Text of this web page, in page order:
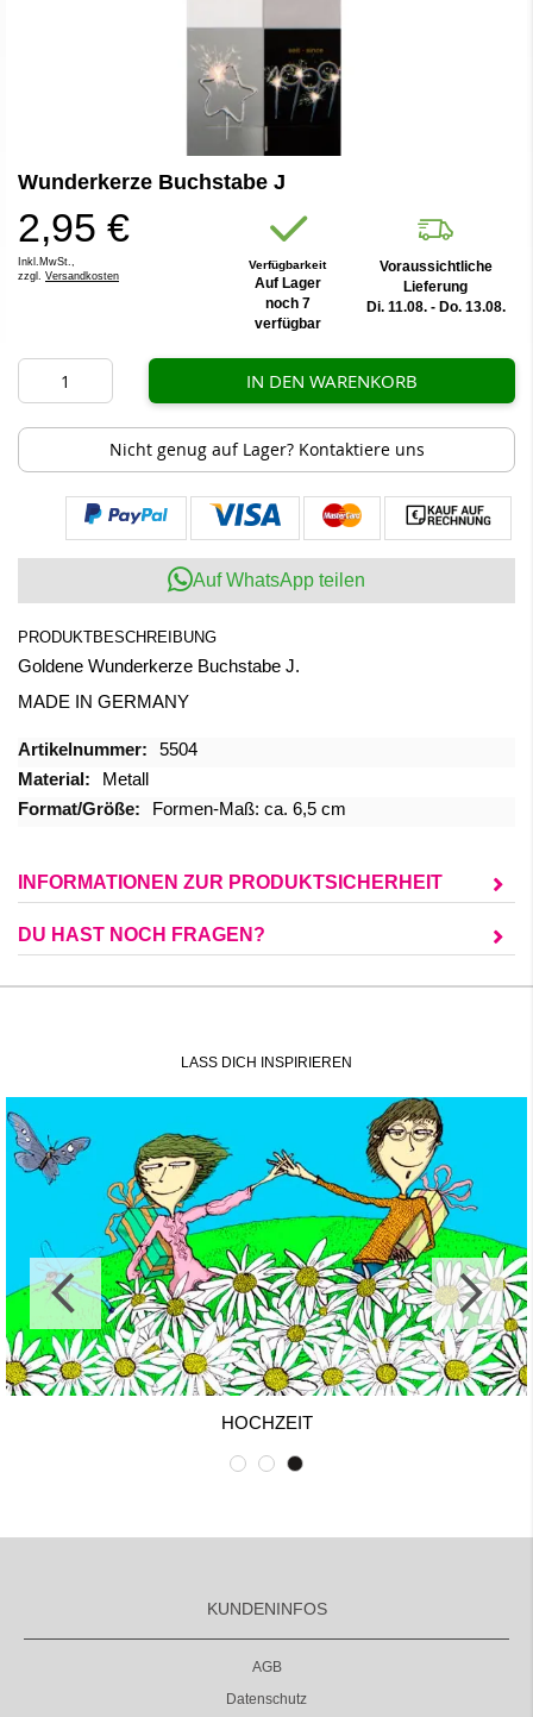
Anfang
Bildergalerie
springen
Wunderkerze Buchstabe J
2,95 €
Inkl.MwSt.,
zzgl. Versandkosten
Verfügbarkeit
Auf Lager
noch 7
verfügbar
Voraussichtliche
Lieferung
Di. 11.08. - Do. 13.08.
IN DEN WARENKORB
Nicht genug auf Lager? Kontaktiere uns
Auf WhatsApp teilen
PRODUKTBESCHREIBUNG
Goldene Wunderkerze Buchstabe J.
MADE IN GERMANY
Mehr
Informationen
5504
Metall
Formen-Maß: ca. 6,5 cm
INFORMATIONEN ZUR PRODUKTSICHERHEIT
DU HAST NOCH FRAGEN?
LASS DICH INSPIRIEREN
HOCHZEIT
KUNDENINFOS
AGB
Datenschutz